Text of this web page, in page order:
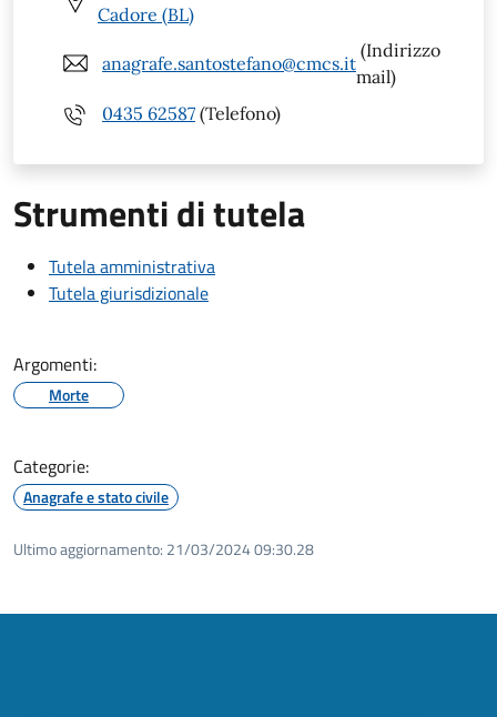
Cadore (BL)
anagrafe.santostefano@cmcs.it
(Indirizzo
mail)
0435 62587 (Telefono)
Strumenti di tutela
Tutela amministrativa
Tutela giurisdizionale
Argomenti:
Morte
Categorie:
Anagrafe e stato civile
Ultimo aggiornamento: 21/03/2024 09:30.28